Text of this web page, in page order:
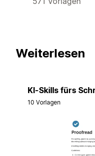
Weiterlesen
KI-Skills fürs
10 Vorlagen